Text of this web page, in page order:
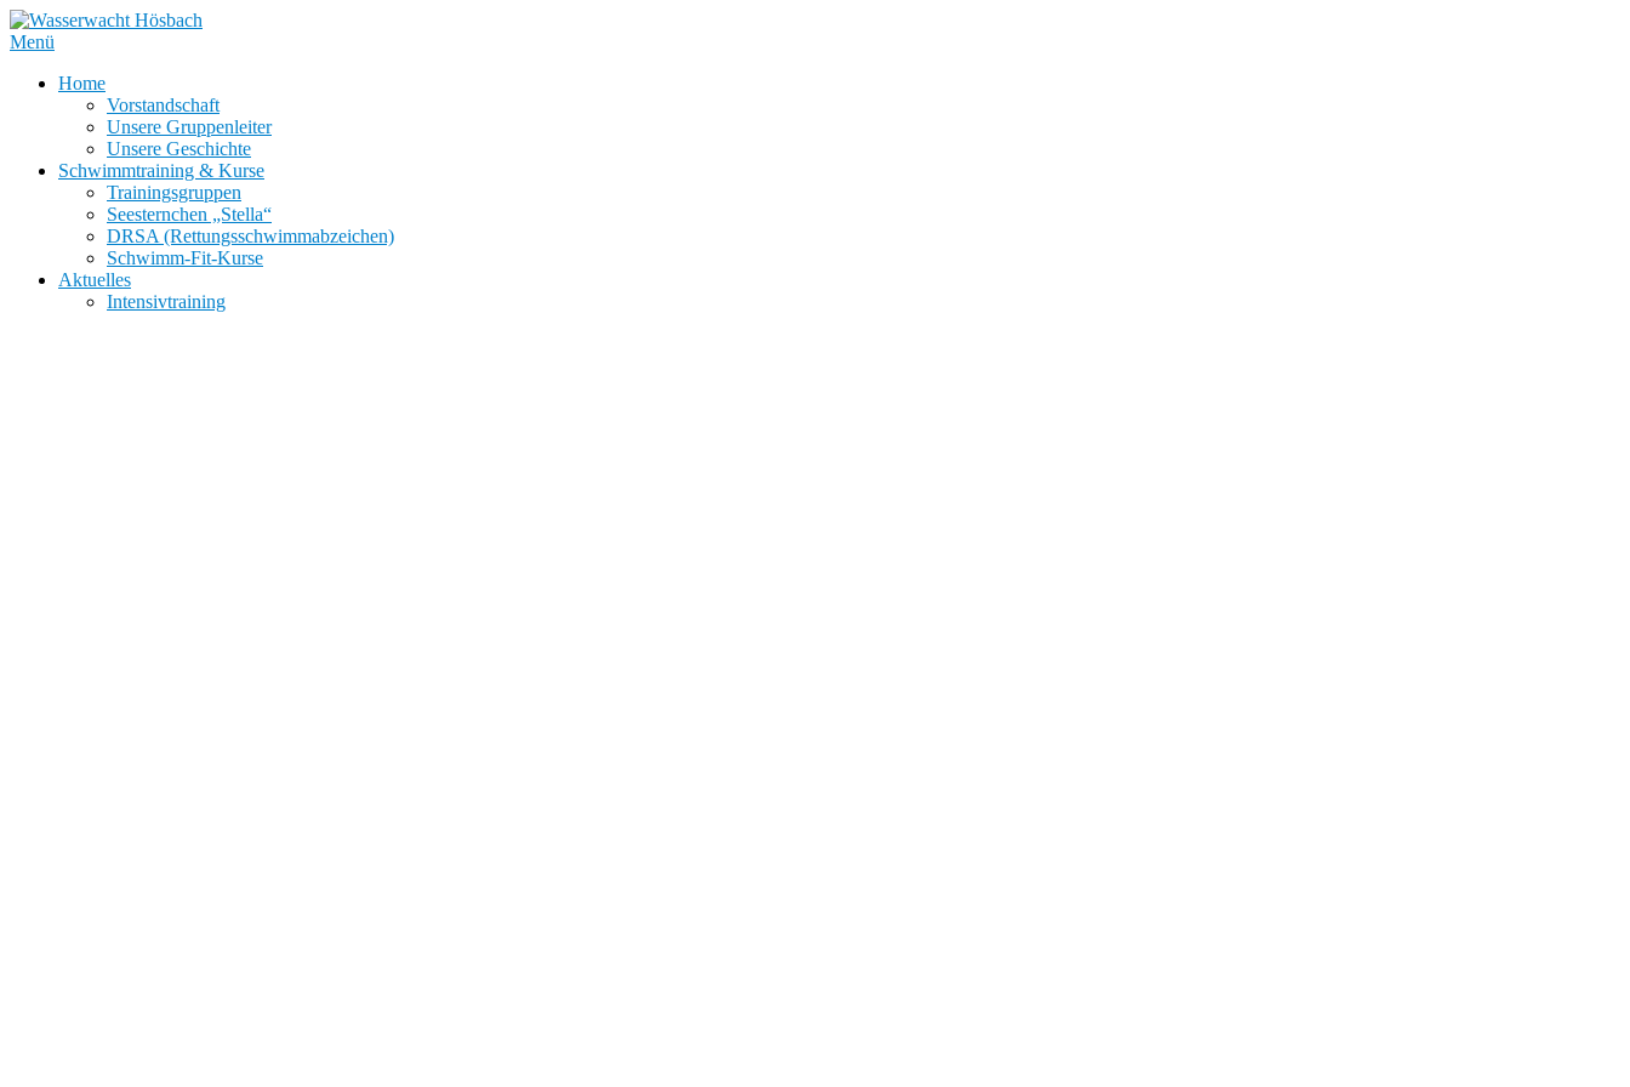
Zum
Inhalt
Menü
Home
Vorstandschaft
Unsere Gruppenleiter
Unsere Geschichte
Schwimmtraining & Kurse
Trainingsgruppen
Seesternchen „Stella“
DRSA (Rettungsschwimmabzeichen)
Schwimm-Fit-Kurse
Aktuelles
Intensivtraining